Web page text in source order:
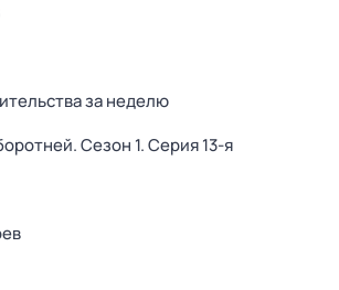
за неделю
. Сезон 1. Серия 13-я